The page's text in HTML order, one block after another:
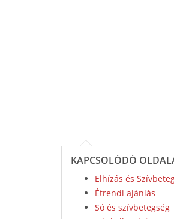
KAPCSOLÓDÓ
Elhízás és
Étrendi ajánlás
Só és szívbetegség